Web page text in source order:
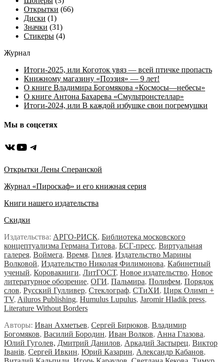
Открытки (66)
Диски (1)
Значки (31)
Стикеры (4)
Журнал
Итоги-2025, или Коготок увяз — всей птичке пропасть
Книжному магазину «Поэзия» — 9 лет!
О книге Владимира Богомякова «Космосы—небесы»
О книге Антона Бахарева «Смультронстеллар»
Итоги-2024, или В каждой избушке свои погремушки
Мы в соцсетях
ВКонтакте
YouTube
Telegram
Открытки Лены Сперанской
Журнал «Пироскаф» и его книжная серия
Книги нашего издательства
Скидки
Издательства: АРГО-РИСК, Библиотека московского
концептуализма Германа Титова, БСГ-пресс, Виртуальная
галерея, Воймега, Время, Гилея, Издательство Марины
Волковой, Издательство Николая Филимонова, Кабинетный
ученый, Коровакниги, ЛитГОСТ, Новое издательство, Новое
литературное обозрение, ОГИ, Пальмира, Полифем, Порядок
слов, Русский Гулливер, Стеклограф, СТиХИ, Цирк Олимп +
TV, Ailuros Publishing, Humulus Lupulus, Jaromir Hladik press,
Literature Without Borders
Авторы: Иван Ахметьев, Сергей Бирюков, Владимир
Богомяков, Василий Бородин, Иван Волков, Анна Глазова,
Юлий Гуголев, Дмитрий Данилов, Аркадий Застырец, Виктор
Iванiв, Сергей Ивкин, Юрий Казарин, Александр Кабанов,